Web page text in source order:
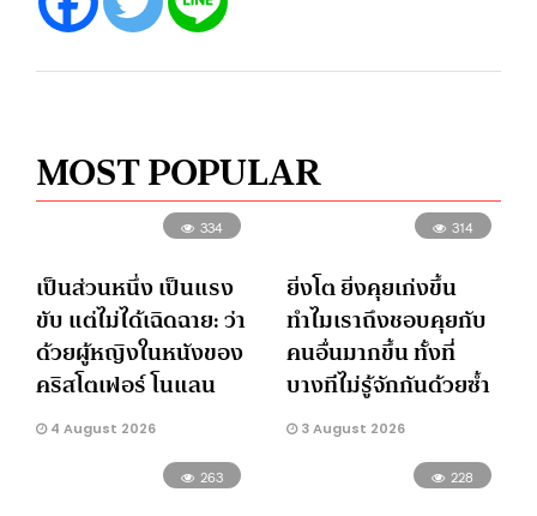
MOST POPULAR
334
เป็นส่วนหนึ่ง เป็นแรง
ขับ แต่ไม่ได้เฉิดฉาย: ว่า
ด้วยผู้หญิงในหนังของ
คริสโตเฟอร์ โนแลน
4 August 2026
314
ยิ่งโต ยิ่งคุยเก่งขึ้น
ทำไมเราถึงชอบคุยกับ
คนอื่นมากขึ้น ทั้งที่
บางทีไม่รู้จักกันด้วยซ้ำ
3 August 2026
263 228